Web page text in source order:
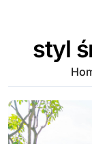
styl